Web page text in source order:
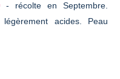
- récolte en Septembre.
acides. Peau